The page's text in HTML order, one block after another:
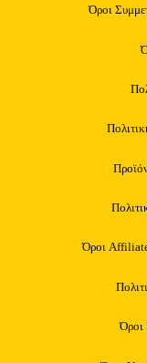
Όροι
Όροι
Όροι